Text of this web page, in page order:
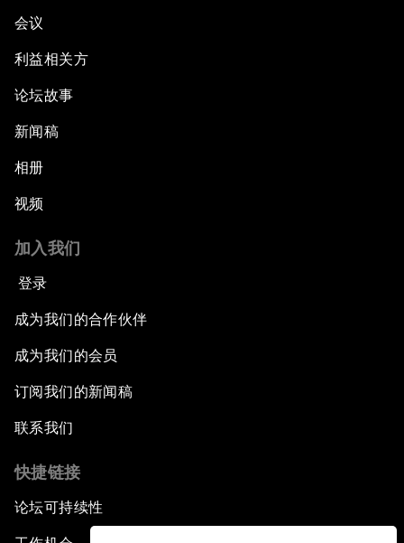
会议
利益相关方
论坛故事
新闻稿
相册
视频
加入我们
登录
成为我们的合作伙伴
成为我们的会员
订阅我们的新闻稿
联系我们
快捷链接
论坛可持续性